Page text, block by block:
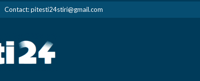
Contact: pitesti24stiri@gmail.com